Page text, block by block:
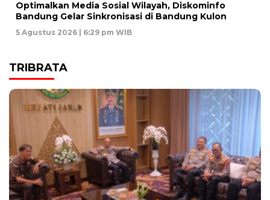
Optimalkan Media Sosial Wilayah, Diskominfo
Bandung Gelar Sinkronisasi di Bandung Kulon
5 Agustus 2026 | 6:29 pm WIB
TRIBRATA